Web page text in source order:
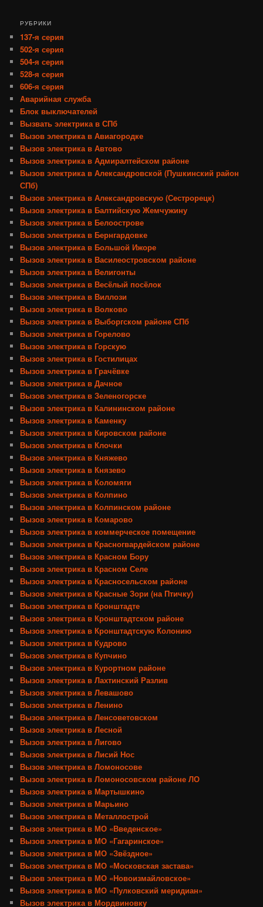
РУБРИКИ
137-я серия
502-я серия
504-я серия
528-я серия
606-я серия
Аварийная служба
Блок выключателей
Вызвать электрика в СПб
Вызов электрика в Авиагородке
Вызов электрика в Автово
Вызов электрика в Адмиралтейском районе
Вызов электрика в Александровской (Пушкинский район
СПб)
Вызов электрика в Александровскую (Сестрорецк)
Вызов электрика в Балтийскую Жемчужину
Вызов электрика в Белоострове
Вызов электрика в Бернгардовке
Вызов электрика в Большой Ижоре
Вызов электрика в Василеостровском районе
Вызов электрика в Велигонты
Вызов электрика в Весёлый посёлок
Вызов электрика в Виллози
Вызов электрика в Волково
Вызов электрика в Выборгском районе СПб
Вызов электрика в Горелово
Вызов электрика в Горскую
Вызов электрика в Гостилицах
Вызов электрика в Грачёвке
Вызов электрика в Дачное
Вызов электрика в Зеленогорске
Вызов электрика в Калининском районе
Вызов электрика в Каменку
Вызов электрика в Кировском районе
Вызов электрика в Клочки
Вызов электрика в Княжево
Вызов электрика в Князево
Вызов электрика в Коломяги
Вызов электрика в Колпино
Вызов электрика в Колпинском районе
Вызов электрика в Комарово
Вызов электрика в коммерческое помещение
Вызов электрика в Красногвардейском районе
Вызов электрика в Красном Бору
Вызов электрика в Красном Селе
Вызов электрика в Красносельском районе
Вызов электрика в Красные Зори (на Птичку)
Вызов электрика в Кронштадте
Вызов электрика в Кронштадтском районе
Вызов электрика в Кронштадтскую Колонию
Вызов электрика в Кудрово
Вызов электрика в Купчино
Вызов электрика в Курортном районе
Вызов электрика в Лахтинский Разлив
Вызов электрика в Левашово
Вызов электрика в Ленино
Вызов электрика в Ленсоветовском
Вызов электрика в Лесной
Вызов электрика в Лигово
Вызов электрика в Лисий Нос
Вызов электрика в Ломоносове
Вызов электрика в Ломоносовском районе ЛО
Вызов электрика в Мартышкино
Вызов электрика в Марьино
Вызов электрика в Металлострой
Вызов электрика в МО «Введенское»
Вызов электрика в МО «Гагаринское»
Вызов электрика в МО «Звёздное»
Вызов электрика в МО «Московская застава»
Вызов электрика в МО «Новоизмайловское»
Вызов электрика в МО «Пулковский меридиан»
Вызов электрика в Мордвиновку